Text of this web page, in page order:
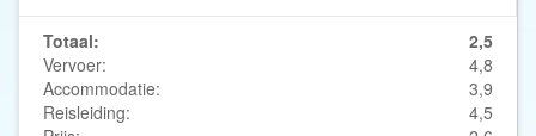
Totaal:
2,5
Vervoer:
4,8
Accommodatie:
3,9
Reisleiding:
4,5